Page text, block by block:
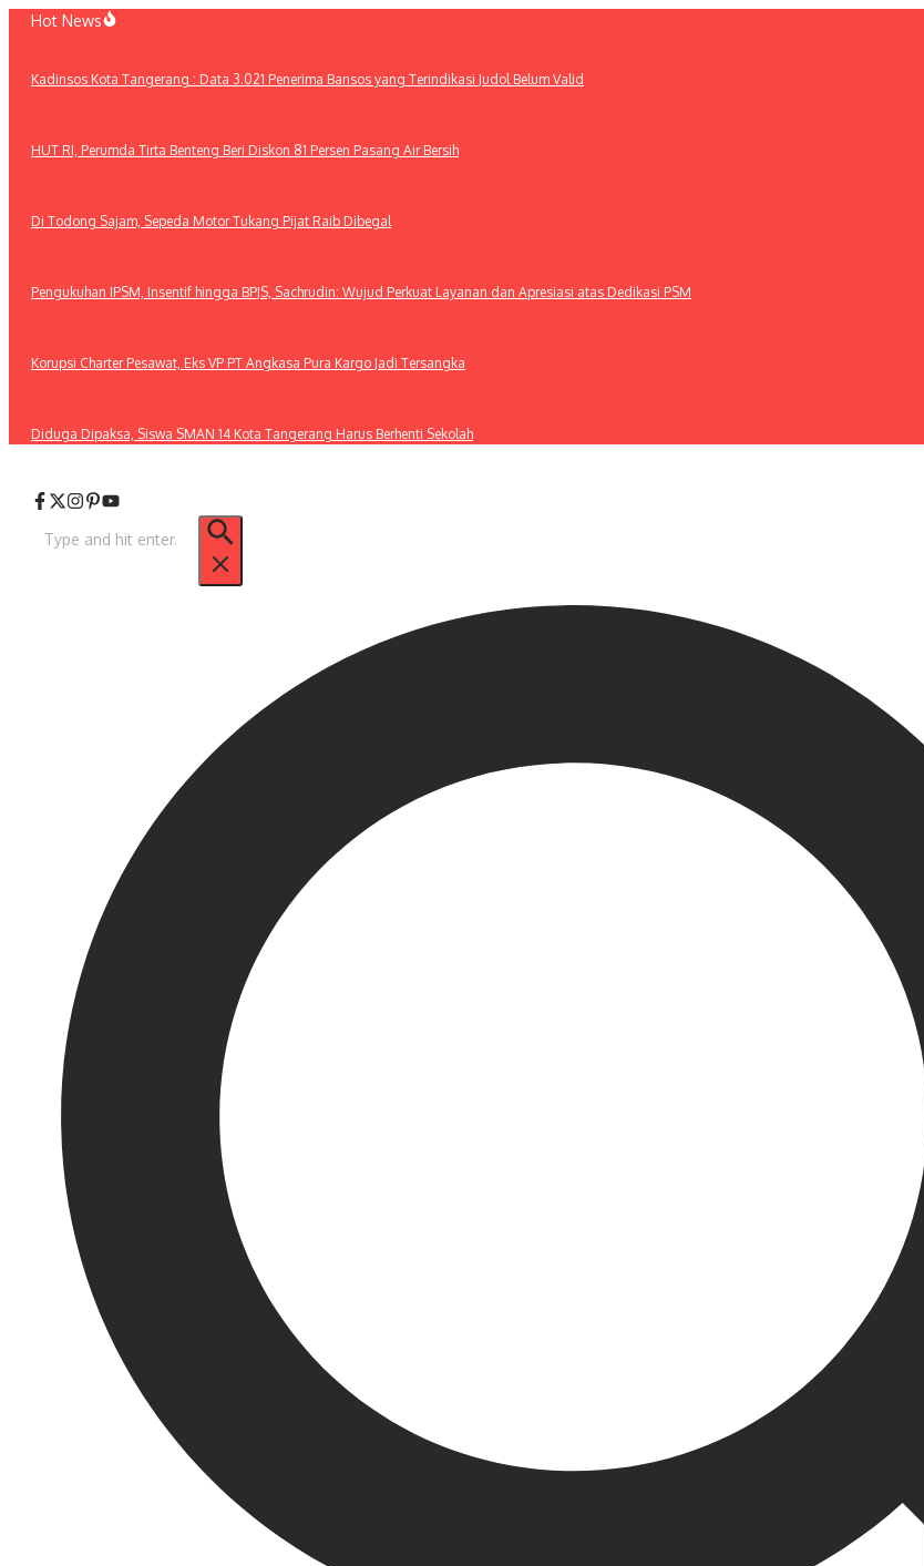
Lewati
Hot News
Kadinsos Kota Tangerang : Data 3.021 Penerima Bansos yang Terindikasi Judol Belum Valid
HUT RI, Perumda Tirta Benteng Beri Diskon 81 Persen Pasang Air Bersih
Di Todong Sajam, Sepeda Motor Tukang Pijat Raib Dibegal
Pengukuhan IPSM, Insentif hingga BPJS, Sachrudin: Wujud Perkuat Layanan dan Apresiasi atas Dedikasi PSM
Korupsi Charter Pesawat, Eks VP PT Angkasa Pura Kargo Jadi Tersangka
Diduga Dipaksa, Siswa SMAN 14 Kota Tangerang Harus Berhenti Sekolah
untuk: